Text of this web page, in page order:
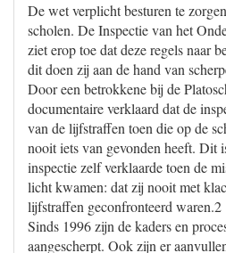
De wet verplicht besturen te
scholen. De Inspectie van het
ziet erop toe dat deze regels naar
dit doen zij aan de hand van
Door een betrokkene bij de
documentaire verklaard dat de
van de lijfstraffen toen die op de
nooit iets van gevonden heeft. Dit
inspectie zelf verklaarde toen de
licht kwamen: dat zij nooit met
lijfstraffen geconfronteerd waren.2
Sinds 1996 zijn de kaders en
aangescherpt. Ook zijn er